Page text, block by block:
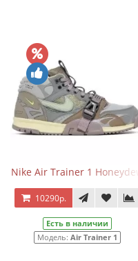
Nike Air Trainer 1 Honeydew
10290р.
Есть в наличии
Модель: Air Trainer 1